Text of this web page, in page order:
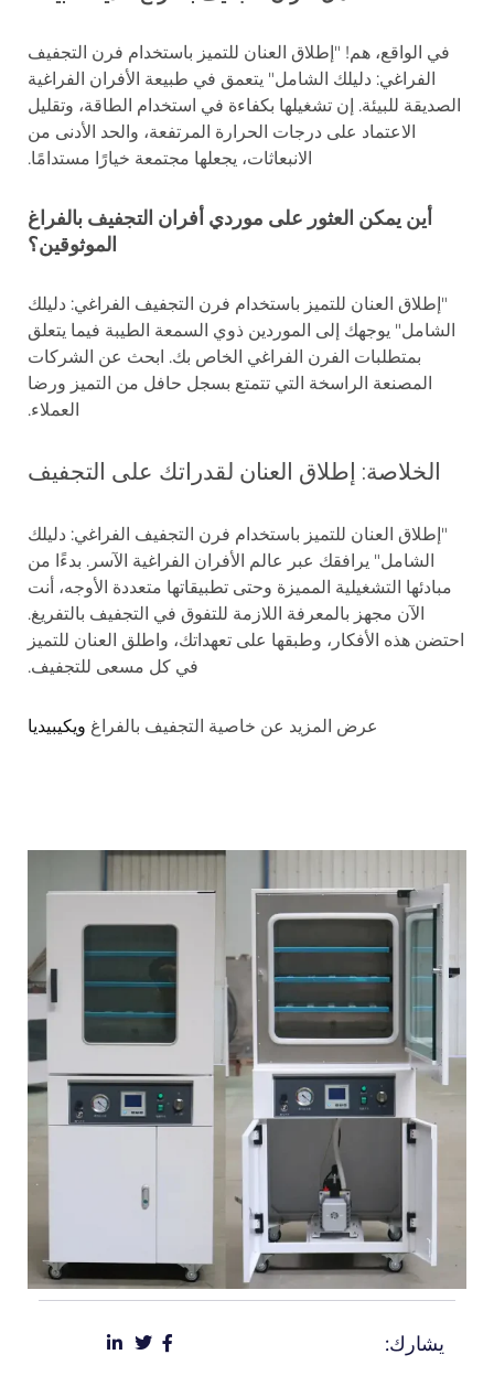
في الواقع، هم! "إطلاق العنان للتميز باستخدام فرن التجفيف
الفراغي: دليلك الشامل" يتعمق في طبيعة الأفران الفراغية
الصديقة للبيئة. إن تشغيلها بكفاءة في استخدام الطاقة، وتقليل
الاعتماد على درجات الحرارة المرتفعة، والحد الأدنى من
الانبعاثات، يجعلها مجتمعة خيارًا مستدامًا.
أين يمكن العثور على موردي أفران التجفيف بالفراغ
الموثوقين؟
"إطلاق العنان للتميز باستخدام فرن التجفيف الفراغي: دليلك
الشامل" يوجهك إلى الموردين ذوي السمعة الطيبة فيما يتعلق
بمتطلبات الفرن الفراغي الخاص بك. ابحث عن الشركات
المصنعة الراسخة التي تتمتع بسجل حافل من التميز ورضا
العملاء.
الخلاصة: إطلاق العنان لقدراتك على التجفيف
"إطلاق العنان للتميز باستخدام فرن التجفيف الفراغي: دليلك
الشامل" يرافقك عبر عالم الأفران الفراغية الآسر. بدءًا من
مبادئها التشغيلية المميزة وحتى تطبيقاتها متعددة الأوجه، أنت
الآن مجهز بالمعرفة اللازمة للتفوق في التجفيف بالتفريغ.
احتضن هذه الأفكار، وطبقها على تعهداتك، واطلق العنان للتميز
في كل مسعى للتجفيف.
عرض المزيد عن خاصية التجفيف بالفراغ ويكيبيديا
يشارك: